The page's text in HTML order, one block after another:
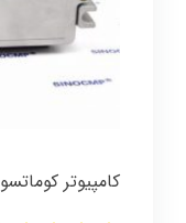
کامپیوتر کوماتسو 220 جواهریدک 09124304600